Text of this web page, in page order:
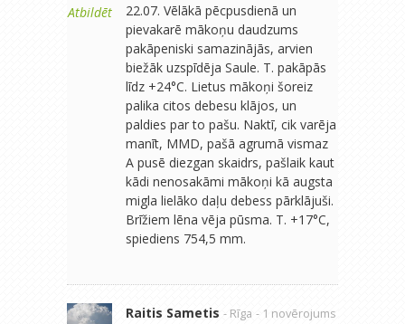
Atbildēt
22.07. Vēlākā pēcpusdienā un
pievakarē mākoņu daudzums
pakāpeniski samazinājās, arvien
biežāk uzspīdēja Saule. T. pakāpās
līdz +24°C. Lietus mākoņi šoreiz
palika citos debesu klājos, un
paldies par to pašu. Naktī, cik varēja
manīt, MMD, pašā agrumā vismaz
A pusē diezgan skaidrs, pašlaik kaut
kādi nenosakāmi mākoņi kā augsta
migla lielāko daļu debess pārklājuši.
Brīžiem lēna vēja pūsma. T. +17°C,
spiediens 754,5 mm.
Raitis Sametis - Rīga - 1 novērojums